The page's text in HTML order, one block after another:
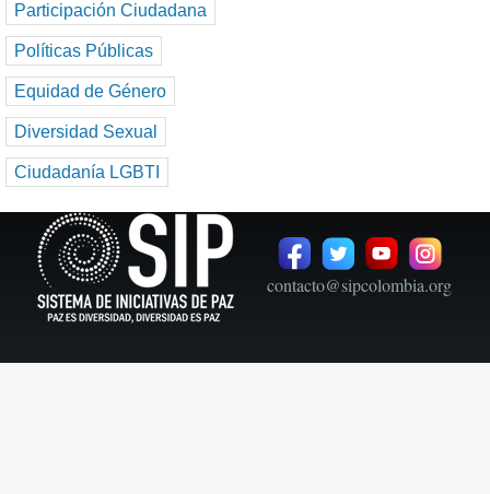
Participación Ciudadana
Políticas Públicas
Equidad de Género
Diversidad Sexual
Ciudadanía LGBTI
contacto@sipcolombia.org